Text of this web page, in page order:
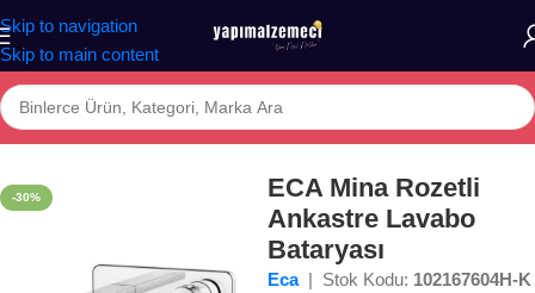
Skip to navigation
Skip to main content
BANYO/ARMATÜR/Lavabo Bataryaları/Ankastre Lavabo Bataryası
-30%
ECA Mina Rozetli
Ankastre Lavabo
Bataryası
Eca | Stok Kodu: 102167604H-K